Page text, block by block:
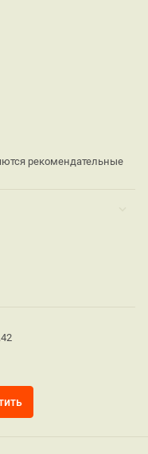
рекомендательные